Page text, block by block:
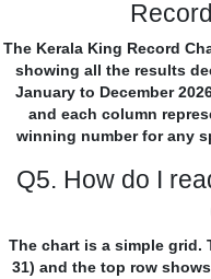
The Kerala King Record
showing all the results
January to December
and each column
winning number for any
Q5. How do I
The chart is a simple grid.
31) and the top row